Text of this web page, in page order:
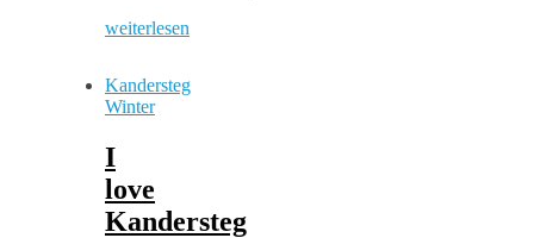
weiterlesen
Kandersteg
Winter
I
love
Kandersteg